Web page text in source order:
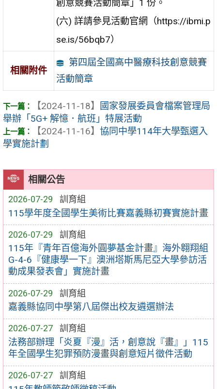
相關公告
2026-07-29 訓育組
115學年度全國學生美術比賽嘉義縣初賽實施計畫
2026-07-29 訓育組
115年『青年百億海外圓夢基金計畫』海外翱翔組
G-4-6『健康學一下』澳洲塔斯馬尼亞大學參訪活
動成果發表會」實施計畫
2026-07-29 訓育組
嘉義縣協同中學第八屆傑出校友遴選辦法
2026-07-27 訓育組
法務部辦理「炎夏『漫』活，創意說『畫』」115
年全國學生犯罪預防漫畫與創意短片徵件活動
2026-07-27 訓育組
創意競賽活動簡章」1 份。
(六) 詳請參見活動官網（https://ibmi.p
se.is/56bqb7）
相關附件
第四屆全國高中醫療科技創意競賽
活動簡章
【2024-11-18】
國家發展委員會檔案管理局
舉辦「5G+ 解憶．航班」特展活動
【2024-11-16】 協同中學114年大學甄選入
學實施計劃